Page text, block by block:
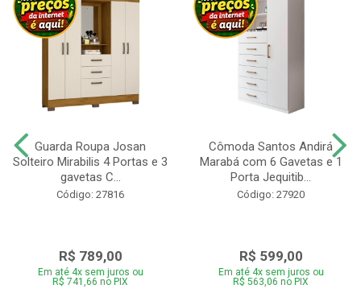
Guarda Roupa Josan
Solteiro Mirabilis 4 Portas e 3
gavetas C...
Código: 27816
R$ 789,00
Em até 4x sem juros ou
R$ 741,66 no PIX
Cômoda Santos Andirá
Marabá com 6 Gavetas e 1
Porta Jequitib...
Código: 27920
R$ 599,00
Em até 4x sem juros ou
R$ 563,06 no PIX